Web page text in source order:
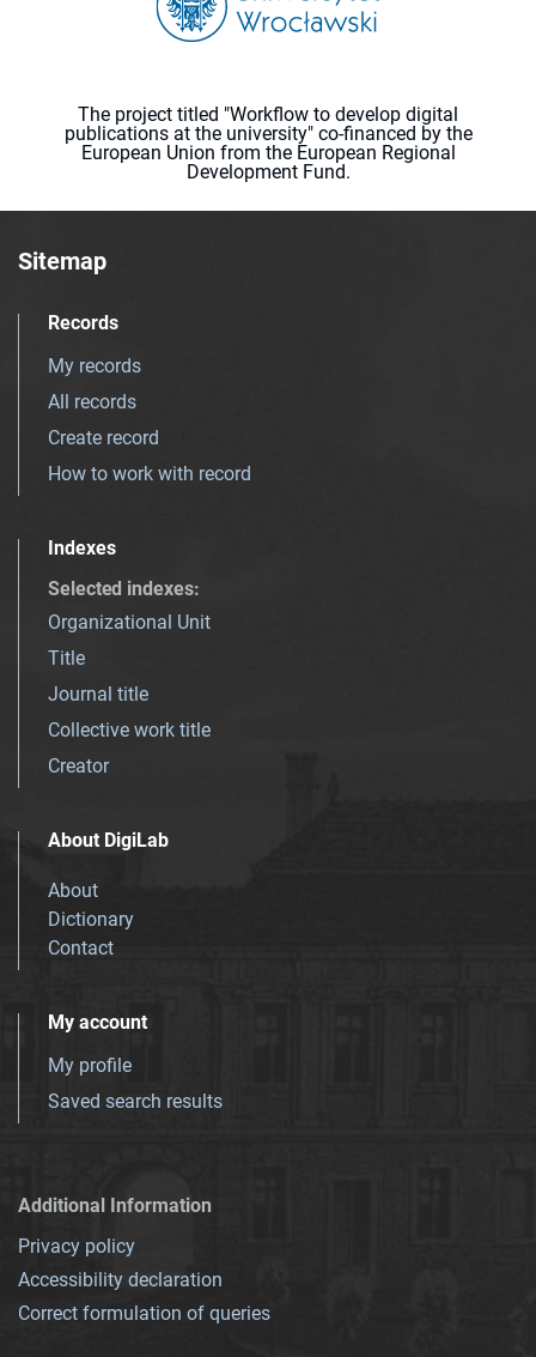
The project titled "Workflow to develop digital
publications at the university" co-financed by the
European Union from the European Regional
Development Fund.
Sitemap
Records
My records
All records
Create record
How to work with record
Indexes
Selected indexes:
Organizational Unit
Title
Journal title
Collective work title
Creator
About DigiLab
About
Dictionary
Contact
My account
My profile
Saved search results
Additional Information
Privacy policy
Accessibility declaration
Correct formulation of queries